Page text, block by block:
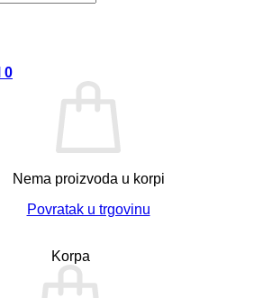
0
Nema proizvoda u korpi
Povratak u trgovinu
Korpa